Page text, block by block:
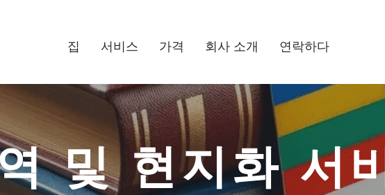
집 서비스 가격 회사 소개 연락하다
및 현지화 서